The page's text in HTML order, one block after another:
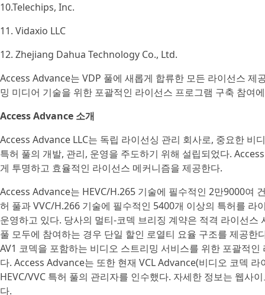
10.Telechips, Inc.
11. Vidaxio LLC
12. Zhejiang Dahua Technology Co., Ltd.
Access Advance는 VDP 풀에 새롭게 합류한 모든 라이선스 제
밍 미디어 기술을 위한 포괄적인 라이선스 프로그램 구축 참여
Access Advance 소개
Access Advance LLC는 독립 라이선싱 관리 회사로, 중요한 비
특허 풀의 개발, 관리, 운영을 주도하기 위해 설립되었다.
게 투명하고 효율적인 라이선스 메커니즘을 제공한다.
Access Advance는 HEVC/H.265 기술에 필수적인 2만9000여
허 풀과 VVC/H.266 기술에 필수적인 5400개 이상의 특허를 라
운영하고 있다. 당사의 멀티-코덱 브리징 계약은 적격 라이선스
풀 모두에 참여하는 경우 단일 할인 로열티 요율 구조를 제공한
AV1 코덱을 포함하는 비디오 스트리밍 서비스를 위한 포괄적
다. Access Advance는 또한 현재 VCL Advance(비디오 코덱
HEVC/VVC 특허 풀의 관리자를 인수했다. 자세한 정보는 웹사
다.